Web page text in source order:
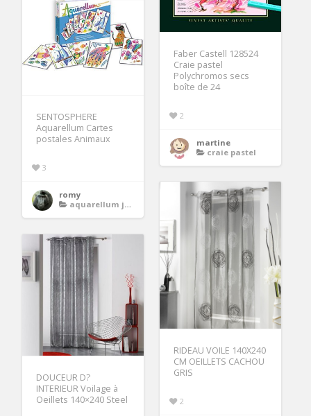
Faber Castell 128524
Craie pastel
Polychromos secs
boîte de 24
2
martine
craie pastel
SENTOSPHERE
Aquarellum Cartes
postales Animaux
3
romy
aquarellum junior
RIDEAU VOILE 140X240
CM OEILLETS CACHOU
GRIS
2
DOUCEUR D?
INTERIEUR Voilage à
Oeillets 140×240 Steel